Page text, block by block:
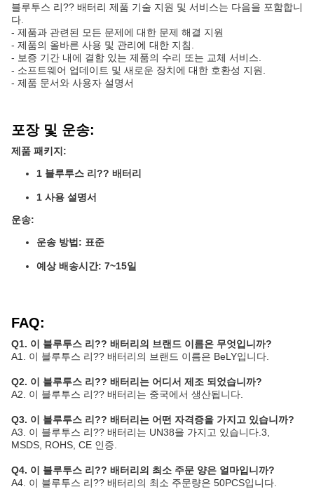
블루투스 리?? 배터리 제품 기술 지원 및 서비스는 다음을 포함합니
다.
- 제품과 관련된 모든 문제에 대한 문제 해결 지원
- 제품의 올바른 사용 및 관리에 대한 지침.
- 보증 기간 내에 결함 있는 제품의 수리 또는 교체 서비스.
- 소프트웨어 업데이트 및 새로운 장치에 대한 호환성 지원.
- 제품 문서와 사용자 설명서
포장 및 운송:
제품 패키지:
1 블루투스 리?? 배터리
1 사용 설명서
운송:
운송 방법: 표준
예상 배송시간: 7~15일
FAQ:
Q1. 이 블루투스 리?? 배터리의 브랜드 이름은 무엇입니까?
A1. 이 블루투스 리?? 배터리의 브랜드 이름은 BeLY입니다.
Q2. 이 블루투스 리?? 배터리는 어디서 제조 되었습니까?
A2. 이 블루투스 리?? 배터리는 중국에서 생산됩니다.
Q3. 이 블루투스 리?? 배터리는 어떤 자격증을 가지고 있습니까?
A3. 이 블루투스 리?? 배터리는 UN38을 가지고 있습니다.3,
MSDS, ROHS, CE 인증.
Q4. 이 블루투스 리?? 배터리의 최소 주문 양은 얼마입니까?
A4. 이 블루투스 리?? 배터리의 최소 주문량은 50PCS입니다.